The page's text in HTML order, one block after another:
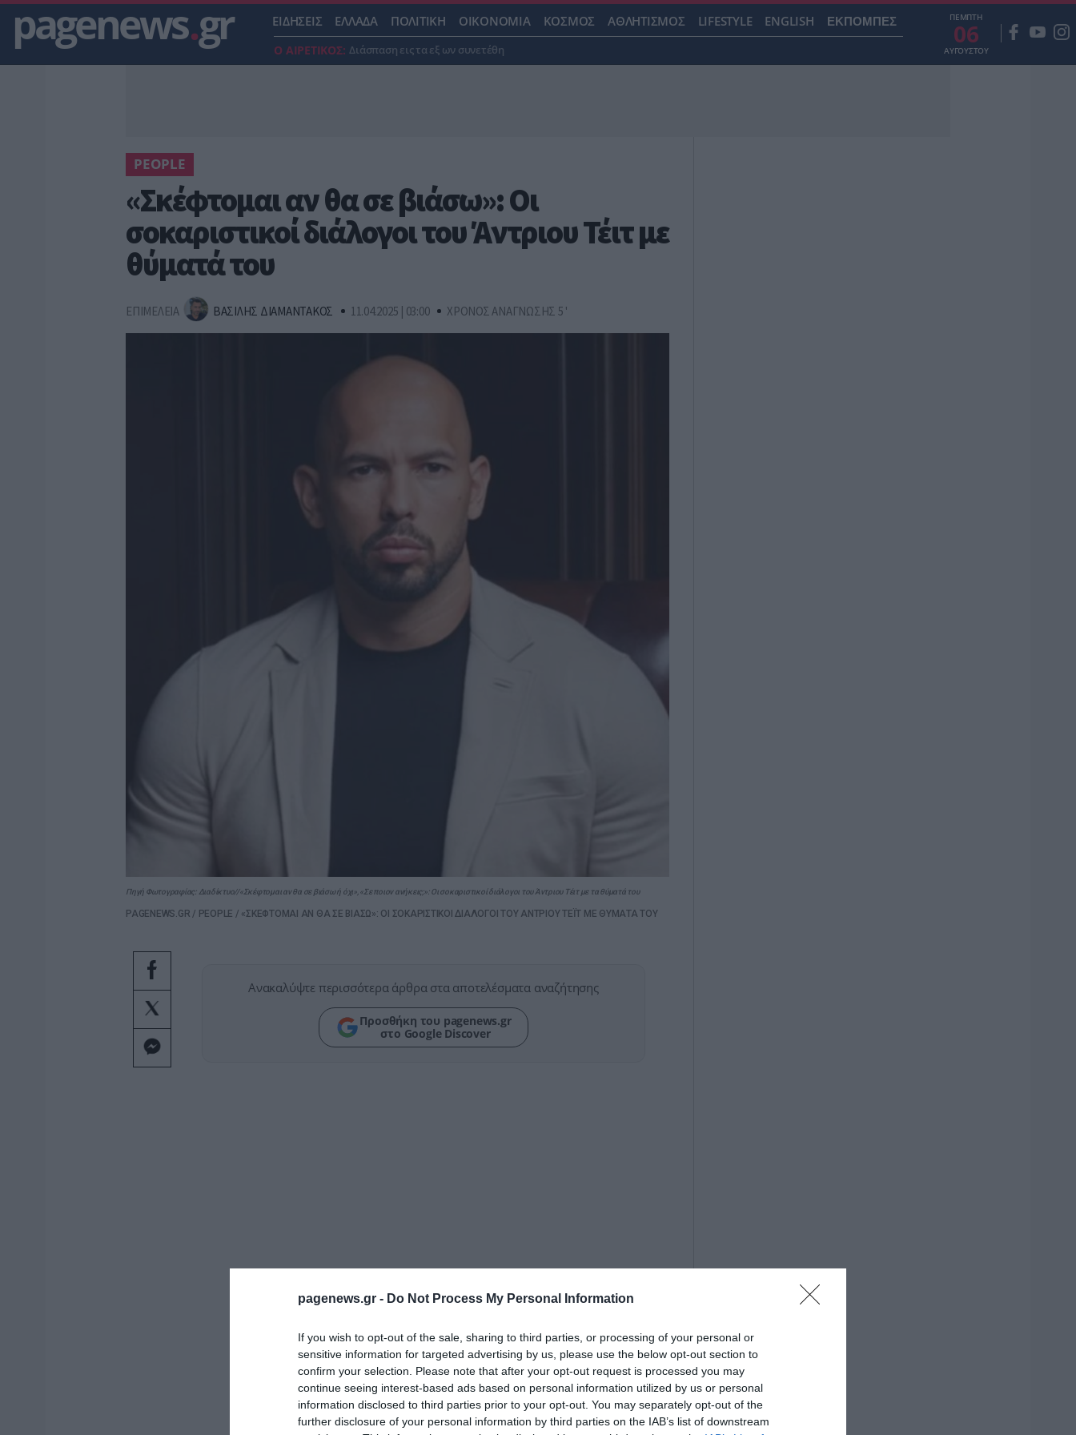
pagenews.gr - Do Not Process My Personal Information
If you wish to opt-out of the sale, sharing to third parties, or processing of your personal or
sensitive information for targeted advertising by us, please use the below opt-out section to
confirm your selection. Please note that after your opt-out request is processed you may
continue seeing interest-based ads based on personal information utilized by us or personal
information disclosed to third parties prior to your opt-out. You may separately opt-out of the
further disclosure of your personal information by third parties on the IAB’s list of downstream
pagenews.gr ΕΙΔΗΣΕΙΣ ΕΛΛΑΔΑ ΠΟΛΙΤΙΚΗ ΟΙΚΟΝΟΜΙΑ ΚΟΣΜΟΣ ΑΘΛΗΤΙΣΜΟΣ LIFESTYLE ENGLISH ΕΚΠΟΜΠΕΣ
Ο ΑΙΡΕΤΙΚΟΣ: Διάσπαση εις τα εξ ων συνετέθη
ΠΕΜΠΤΗ
06
ΑΥΓΟΥΣΤΟΥ
PEOPLE
«Σκέφτομαι αν θα σε βιάσω»: Οι
σοκαριστικοί διάλογοι του Άντριου Τέιτ με
θύματά του
ΕΠΙΜΕΛΕΙΑ ΒΑΣΙΛΗΣ ΔΙΑΜΑΝΤΑΚΟΣ 11.04.2025 | 03:00 ΧΡΟΝΟΣ ΑΝΑΓΝΩΣΗΣ 5 '
Πηγή Φωτογραφίας: Διαδίκτυο//«Σκέφτομαι αν θα σε βιάσω ή όχι», «Σε ποιον ανήκεις;»: Οι σοκαριστικοί διάλογοι του Άντριου Τέιτ με τα θύματά του
PAGENEWS.GR / PEOPLE / «ΣΚΕΦΤΟΜΑΙ ΑΝ ΘΑ ΣΕ ΒΙΑΣΩ»: ΟΙ ΣΟΚΑΡΙΣΤΙΚΟΙ ΔΙΑΛΟΓΟΙ ΤΟΥ ΑΝΤΡΙΟΥ ΤΕΪΤ ΜΕ ΘΥΜΑΤΑ ΤΟΥ
Ανακαλύψτε περισσότερα άρθρα στα αποτελέσματα αναζήτησης
Προσθήκη του pagenews.gr
στο Google Discover